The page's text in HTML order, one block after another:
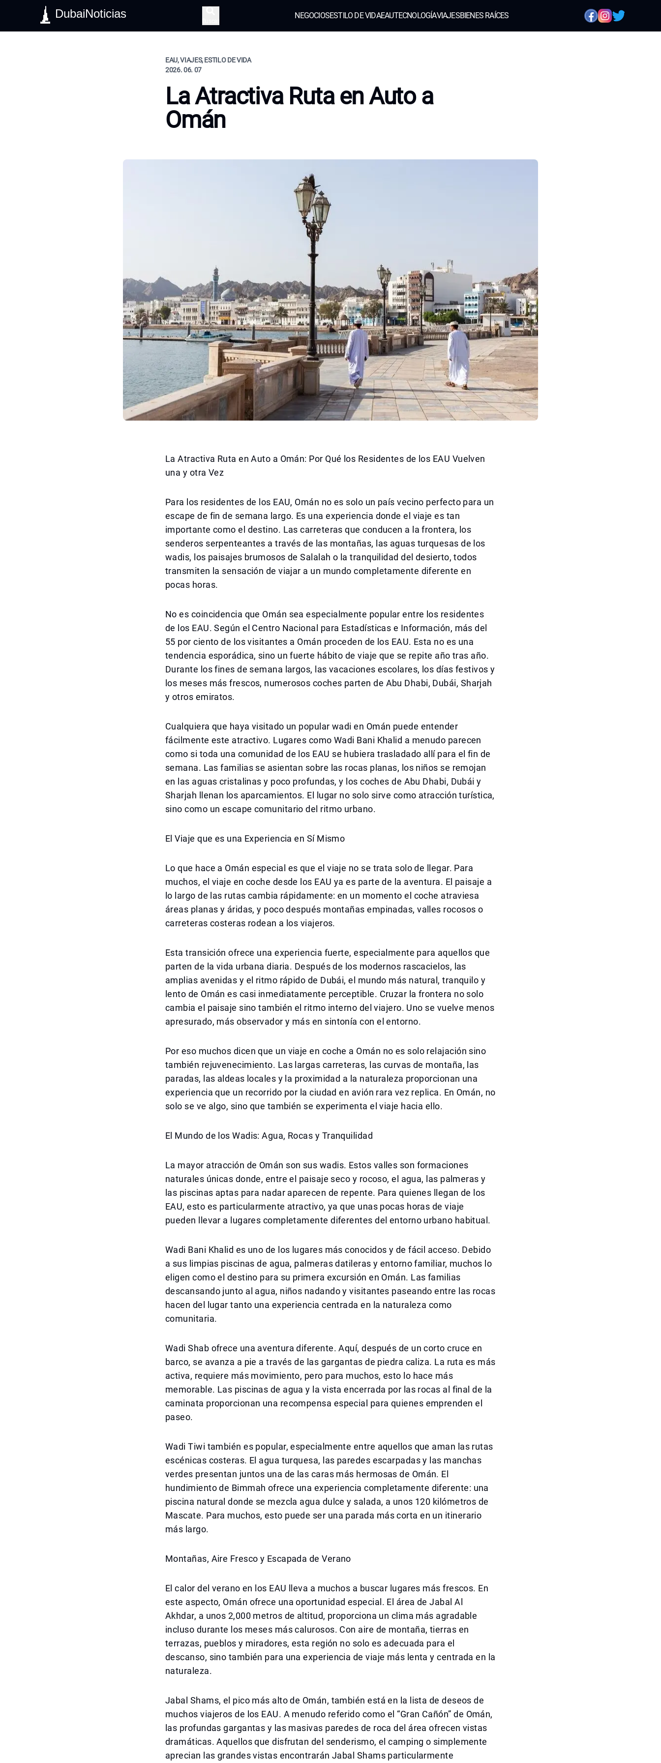
DubaiNoticias NEGOCIOSESTILO DE VIDAEAUTECNOLOGÍAVIAJESBIENES RAÍCES
EAU, VIAJES, ESTILO DE VIDA
2026. 06. 07
La Atractiva Ruta en Auto a
Omán
La Atractiva Ruta en Auto a Omán: Por Qué los Residentes de los EAU Vuelven
una y otra Vez
Para los residentes de los EAU, Omán no es solo un país vecino perfecto para un
escape de fin de semana largo. Es una experiencia donde el viaje es tan
importante como el destino. Las carreteras que conducen a la frontera, los
senderos serpenteantes a través de las montañas, las aguas turquesas de los
wadis, los paisajes brumosos de Salalah o la tranquilidad del desierto, todos
transmiten la sensación de viajar a un mundo completamente diferente en
pocas horas.
No es coincidencia que Omán sea especialmente popular entre los residentes
de los EAU. Según el Centro Nacional para Estadísticas e Información, más del
55 por ciento de los visitantes a Omán proceden de los EAU. Esta no es una
tendencia esporádica, sino un fuerte hábito de viaje que se repite año tras año.
Durante los fines de semana largos, las vacaciones escolares, los días festivos y
los meses más frescos, numerosos coches parten de Abu Dhabi, Dubái, Sharjah
y otros emiratos.
Cualquiera que haya visitado un popular wadi en Omán puede entender
fácilmente este atractivo. Lugares como Wadi Bani Khalid a menudo parecen
como si toda una comunidad de los EAU se hubiera trasladado allí para el fin de
semana. Las familias se asientan sobre las rocas planas, los niños se remojan
en las aguas cristalinas y poco profundas, y los coches de Abu Dhabi, Dubái y
Sharjah llenan los aparcamientos. El lugar no solo sirve como atracción turística,
sino como un escape comunitario del ritmo urbano.
El Viaje que es una Experiencia en Sí Mismo
Lo que hace a Omán especial es que el viaje no se trata solo de llegar. Para
muchos, el viaje en coche desde los EAU ya es parte de la aventura. El paisaje a
lo largo de las rutas cambia rápidamente: en un momento el coche atraviesa
áreas planas y áridas, y poco después montañas empinadas, valles rocosos o
carreteras costeras rodean a los viajeros.
Esta transición ofrece una experiencia fuerte, especialmente para aquellos que
parten de la vida urbana diaria. Después de los modernos rascacielos, las
amplias avenidas y el ritmo rápido de Dubái, el mundo más natural, tranquilo y
lento de Omán es casi inmediatamente perceptible. Cruzar la frontera no solo
cambia el paisaje sino también el ritmo interno del viajero. Uno se vuelve menos
apresurado, más observador y más en sintonía con el entorno.
Por eso muchos dicen que un viaje en coche a Omán no es solo relajación sino
también rejuvenecimiento. Las largas carreteras, las curvas de montaña, las
paradas, las aldeas locales y la proximidad a la naturaleza proporcionan una
experiencia que un recorrido por la ciudad en avión rara vez replica. En Omán, no
solo se ve algo, sino que también se experimenta el viaje hacia ello.
El Mundo de los Wadis: Agua, Rocas y Tranquilidad
La mayor atracción de Omán son sus wadis. Estos valles son formaciones
naturales únicas donde, entre el paisaje seco y rocoso, el agua, las palmeras y
las piscinas aptas para nadar aparecen de repente. Para quienes llegan de los
EAU, esto es particularmente atractivo, ya que unas pocas horas de viaje
pueden llevar a lugares completamente diferentes del entorno urbano habitual.
Wadi Bani Khalid es uno de los lugares más conocidos y de fácil acceso. Debido
a sus limpias piscinas de agua, palmeras datileras y entorno familiar, muchos lo
eligen como el destino para su primera excursión en Omán. Las familias
descansando junto al agua, niños nadando y visitantes paseando entre las rocas
hacen del lugar tanto una experiencia centrada en la naturaleza como
comunitaria.
Wadi Shab ofrece una aventura diferente. Aquí, después de un corto cruce en
barco, se avanza a pie a través de las gargantas de piedra caliza. La ruta es más
activa, requiere más movimiento, pero para muchos, esto lo hace más
memorable. Las piscinas de agua y la vista encerrada por las rocas al final de la
caminata proporcionan una recompensa especial para quienes emprenden el
paseo.
Wadi Tiwi también es popular, especialmente entre aquellos que aman las rutas
escénicas costeras. El agua turquesa, las paredes escarpadas y las manchas
verdes presentan juntos una de las caras más hermosas de Omán. El
hundimiento de Bimmah ofrece una experiencia completamente diferente: una
piscina natural donde se mezcla agua dulce y salada, a unos 120 kilómetros de
Mascate. Para muchos, esto puede ser una parada más corta en un itinerario
más largo.
Montañas, Aire Fresco y Escapada de Verano
El calor del verano en los EAU lleva a muchos a buscar lugares más frescos. En
este aspecto, Omán ofrece una oportunidad especial. El área de Jabal Al
Akhdar, a unos 2,000 metros de altitud, proporciona un clima más agradable
incluso durante los meses más calurosos. Con aire de montaña, tierras en
terrazas, pueblos y miradores, esta región no solo es adecuada para el
descanso, sino también para una experiencia de viaje más lenta y centrada en la
naturaleza.
Jabal Shams, el pico más alto de Omán, también está en la lista de deseos de
muchos viajeros de los EAU. A menudo referido como el “Gran Cañón” de Omán,
las profundas gargantas y las masivas paredes de roca del área ofrecen vistas
dramáticas. Aquellos que disfrutan del senderismo, el camping o simplemente
aprecian las grandes vistas encontrarán Jabal Shams particularmente